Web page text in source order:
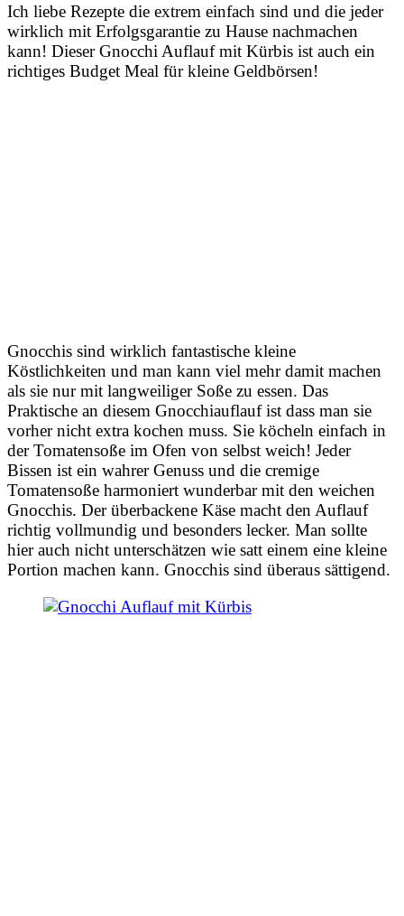
Ich liebe Rezepte die extrem einfach sind und die jeder
wirklich mit Erfolgsgarantie zu Hause nachmachen
kann! Dieser Gnocchi Auflauf mit Kürbis ist auch ein
richtiges Budget Meal für kleine Geldbörsen!
Gnocchis sind wirklich fantastische kleine
Köstlichkeiten und man kann viel mehr damit machen
als sie nur mit langweiliger Soße zu essen. Das
Praktische an diesem Gnocchiauflauf ist dass man sie
vorher nicht extra kochen muss. Sie köcheln einfach in
der Tomatensoße im Ofen von selbst weich! Jeder
Bissen ist ein wahrer Genuss und die cremige
Tomatensoße harmoniert wunderbar mit den weichen
Gnocchis. Der überbackene Käse macht den Auflauf
richtig vollmundig und besonders lecker. Man sollte
hier auch nicht unterschätzen wie satt einem eine kleine
Portion machen kann. Gnocchis sind überaus sättigend.